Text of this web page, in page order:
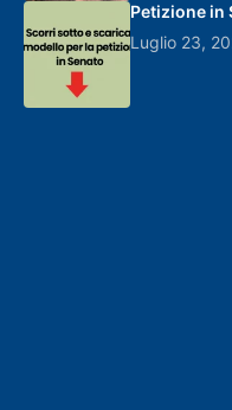
Petizione in
Luglio 23,